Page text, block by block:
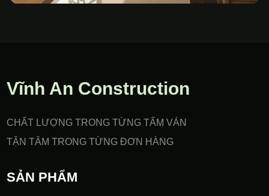
Vĩnh An Construction
CHẤT LƯỢNG TRONG TỪNG TẤM VÁN
TẬN TÂM TRONG TỪNG ĐƠN HÀNG
SẢN PHẨM